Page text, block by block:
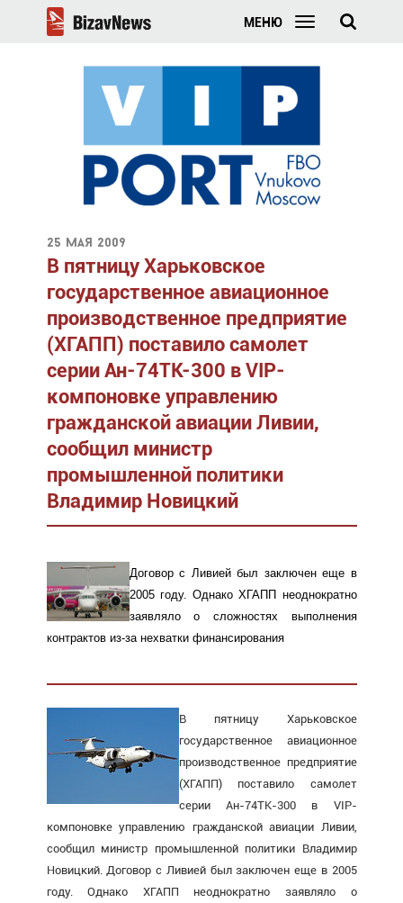
МЕНЮ
25 мая 2009
В пятницу Харьковское
государственное авиационное
производственное предприятие
(ХГАПП) поставило самолет
серии Ан-74ТК-300 в VIP-
компоновке управлению
гражданской авиации Ливии,
сообщил министр
промышленной политики
Владимир Новицкий
Договор с Ливией был заключен еще в
2005 году. Однако ХГАПП неоднократно
заявляло о сложностях выполнения
контрактов из-за нехватки финансирования
В пятницу Харьковское
государственное авиационное
производственное предприятие
(ХГАПП) поставило самолет
серии Ан-74ТК-300 в VIP-
компоновке управлению гражданской авиации Ливии,
сообщил министр промышленной политики Владимир
Новицкий. Договор с Ливией был заключен еще в 2005
году. Однако ХГАПП неоднократно заявляло о